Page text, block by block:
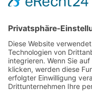
Links
» Wauricks
» nuck Getränke